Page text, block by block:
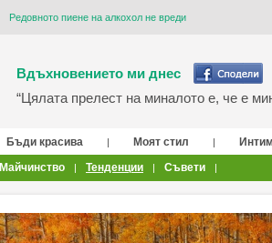
Редовното пиене на алкохол не вреди
Вдъхновението ми днес
“Цялата прелест на миналото е, че е
Бъди красива | Моят стил |
Майчинство | Тенденции | Съвети |